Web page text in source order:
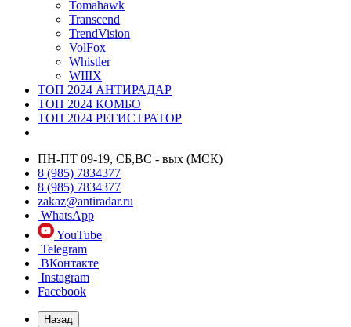
Tomahawk
Transcend
TrendVision
VolFox
Whistler
WIIIX
ТОП 2024 АНТИРАДАР
ТОП 2024 КОМБО
ТОП 2024 РЕГИСТРАТОР
ПН-ПТ 09-19, СБ,ВС - вых (МСК)
8 (985) 7834377
8 (985) 7834377
zakaz@antiradar.ru
WhatsApp
YouTube
Telegram
ВКонтакте
Instagram
Facebook
Назад